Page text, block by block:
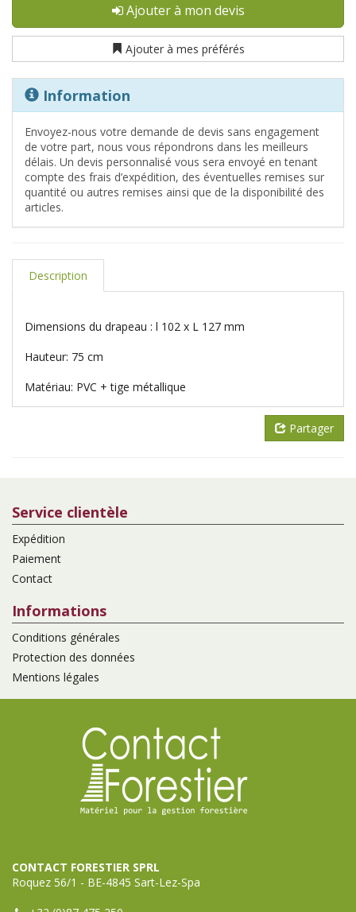
Ajouter à mon devis
Ajouter à mes préférés
Information
Envoyez-nous votre demande de devis sans engagement
de votre part, nous vous répondrons dans les meilleurs
délais. Un devis personnalisé vous sera envoyé en tenant
compte des frais d’expédition, des éventuelles remises sur
quantité ou autres remises ainsi que de la disponibilité des
articles.
Description
Dimensions du drapeau : l 102 x L 127 mm
Hauteur: 75 cm
Matériau: PVC + tige métallique
Partager
Service clientèle
Expédition
Paiement
Contact
Informations
Conditions générales
Protection des données
Mentions légales
CONTACT FORESTIER SPRL
Roquez 56/1 - BE-4845 Sart-Lez-Spa